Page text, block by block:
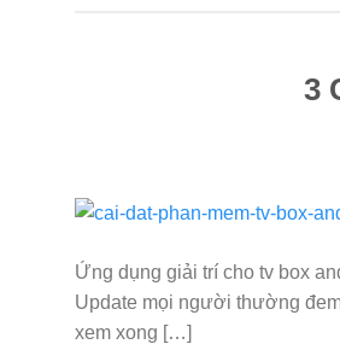
3
Ứng dụng giải trí cho tv box
Update mọi người thường
xem xong […]